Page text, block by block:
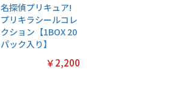
名探偵プリキュア!
プリキラシールコレ
クション【1BOX 20
パック入り】
￥2,200